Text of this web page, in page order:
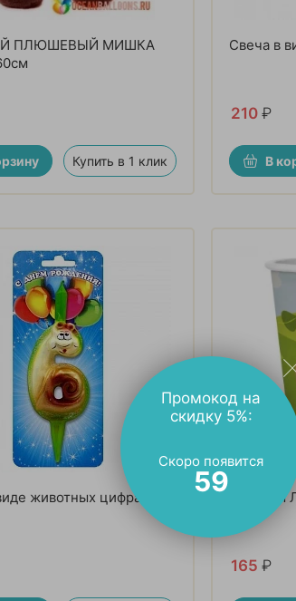
ПЛЮШЕВЫЙ МИШКА
Купить в 1 клик
Свеча в
210 ₽
В
животных цифра 6 Стаканы
165 ₽
Промокод на
скидку 5%:
Скоро появится
57